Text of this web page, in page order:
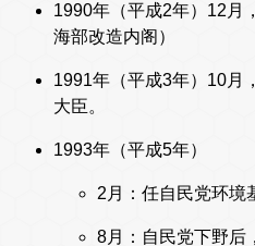
1990年（平成2年）12月
海部改造内阁）
1991年（平成3年）10月
大臣。
1993年（平成5年）
2月：任自民党环境
8月：自民党下野后